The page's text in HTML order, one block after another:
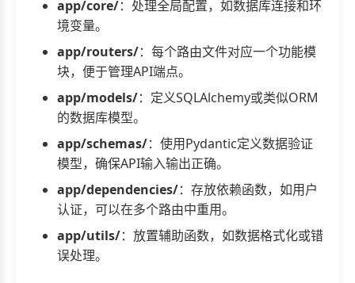
app/core/：处理全局配置，如数据库连接和环
境变量。
app/routers/：每个路由文件对应一个功能模
块，便于管理API端点。
app/models/：定义SQLAlchemy或类似ORM
的数据库模型。
app/schemas/：使用Pydantic定义数据验证
模型，确保API输入输出正确。
app/dependencies/：存放依赖函数，如用户
认证，可以在多个路由中重用。
app/utils/：放置辅助函数，如数据格式化或错
误处理。